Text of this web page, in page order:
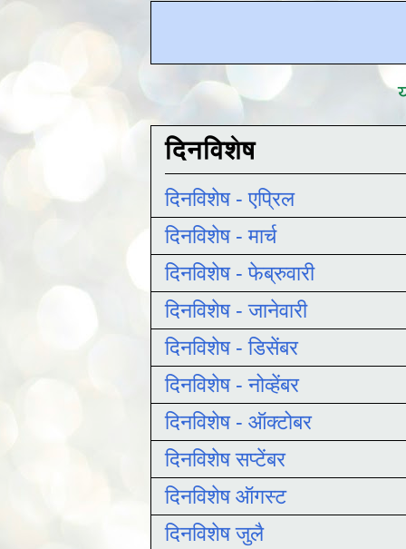
दिनविशेष
दिनविशेष - एप्रिल
दिनविशेष - मार्च
दिनविशेष - फेब्रुवारी
दिनविशेष - जानेवारी
दिनविशेष - डिसेंबर
दिनविशेष - नोव्हेंबर
दिनविशेष - ऑक्टोबर
दिनविशेष सप्टेंबर
दिनविशेष ऑगस्ट
दिनविशेष जुलै